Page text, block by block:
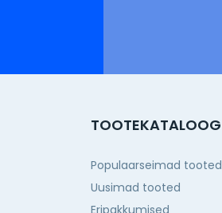
TOOTEKATALOOG
Populaarseimad tooted
Uusimad tooted